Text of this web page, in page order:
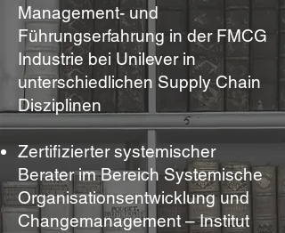
Management- und
Führungserfahrung in der FMCG
Industrie bei Unilever in
unterschiedlichen Supply Chain
Disziplinen
Zertifizierter systemischer
Berater im Bereich Systemische
Organisationsentwicklung und
Changemanagement – Institut